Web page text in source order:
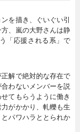
を描き、ぐいぐい引
、嵐の大野さんは静
「応援される系」で
解で絶対的な存在で
わないメンバーを説
てもらうように働き
がかかり、軋轢も生
パワハラととられか